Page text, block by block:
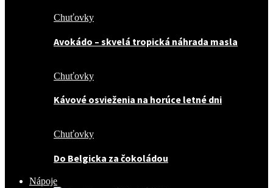
Chuťovky
Avokádo – skvelá tropická náhrada masla
Chuťovky
Kávové osvieženia na horúce letné dni
Chuťovky
Do Belgicka za čokoládou
Nápoje